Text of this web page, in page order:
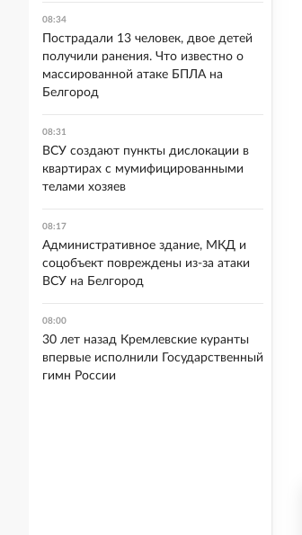
08:34
Пострадали 13 человек, двое детей
получили ранения. Что известно о
массированной атаке БПЛА на
Белгород
08:31
ВСУ создают пункты дислокации в
квартирах с мумифицированными
телами хозяев
08:17
Административное здание, МКД и
соцобъект повреждены из-за атаки
ВСУ на Белгород
08:00
30 лет назад Кремлевские куранты
впервые исполнили Государственный
гимн России